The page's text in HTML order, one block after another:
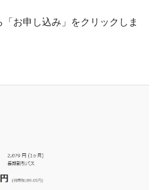
お申し込み」をクリックしま